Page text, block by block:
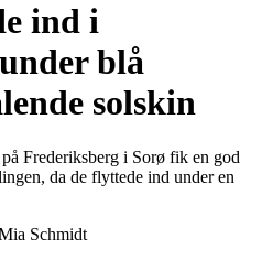
ind i
blå
solskin
Frederiksberg i Sorø fik en god
da de flyttede ind under en
Schmidt